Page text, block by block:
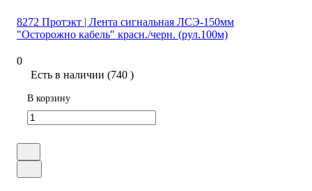
8272 Протэкт | Лента сигнальная ЛСЭ-150мм
"Осторожно кабель" красн./черн. (рул.100м)
0
Есть в наличии (740 )
В корзину